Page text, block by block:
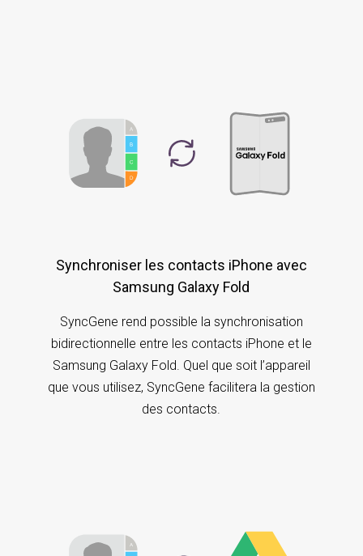
Synchroniser les contacts iPhone avec
Samsung Galaxy Fold
SyncGene rend possible la synchronisation
bidirectionnelle entre les contacts iPhone et le
Samsung Galaxy Fold. Quel que soit l’appareil
que vous utilisez, SyncGene facilitera la gestion
des contacts.